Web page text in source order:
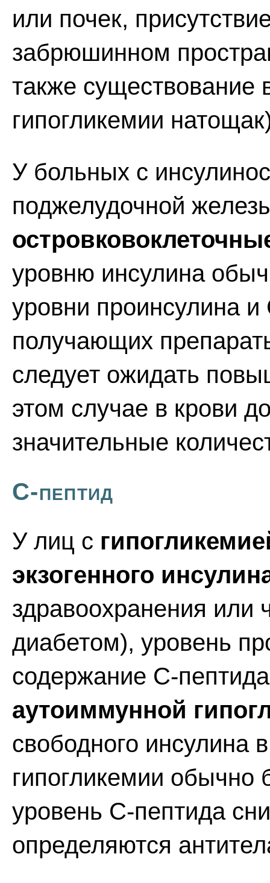
или почек,
забрюшинном
также существование
гипогликемии
У больных с
поджелудочной
уровню инсулина
уровни проинсулина
получающих
следует ожидать
этом случае в крови
значительные
С-пептид
У лиц с
экзогенного
здравоохранения или
диабетом), уровень
содержание С-
аутоиммунной
свободного инсулина
гипогликемии обычно
уровень С-пептида
определяются